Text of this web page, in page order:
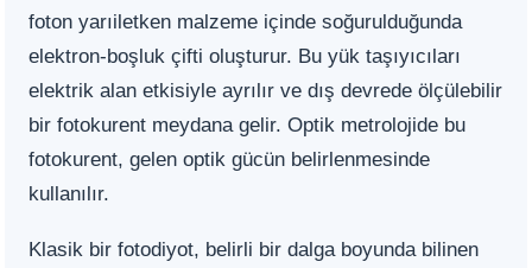
foton yarıiletken malzeme içinde soğurulduğunda
elektron-boşluk çifti oluşturur. Bu yük taşıyıcıları
elektrik alan etkisiyle ayrılır ve dış devrede ölçülebilir
bir fotokurent meydana gelir. Optik metrolojide bu
fotokurent, gelen optik gücün belirlenmesinde
kullanılır.
Klasik bir fotodiyot, belirli bir dalga boyunda bilinen